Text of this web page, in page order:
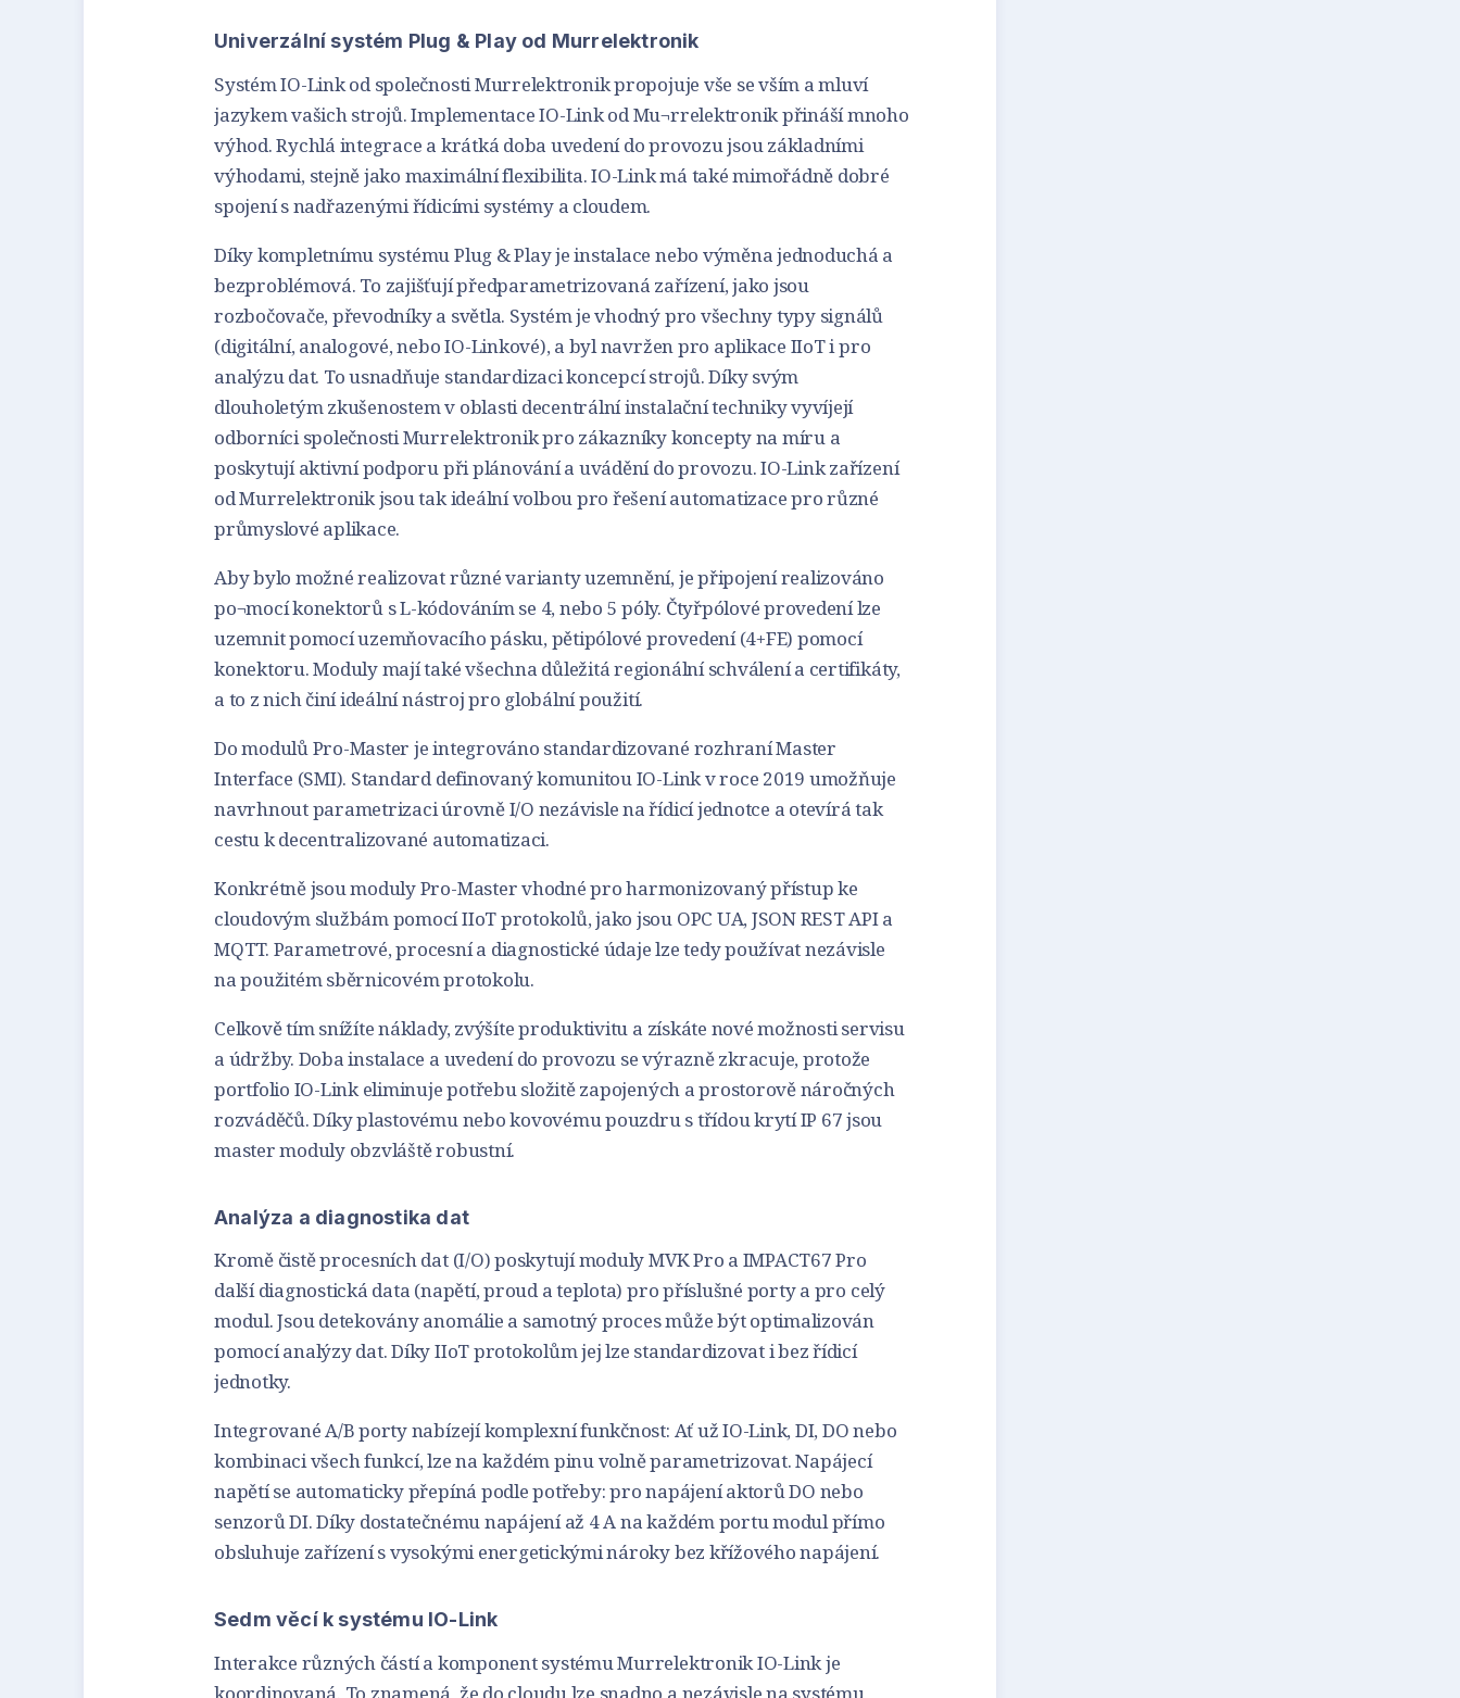
Univerzální systém Plug & Play od Murrelektronik
Systém IO-Link od společnosti Murrelektronik propojuje vše se vším a mluví
jazykem vašich strojů. Implementace IO-Link od Mu¬rrelektronik přináší mnoho
výhod. Rychlá integrace a krátká doba uvedení do provozu jsou základními
výhodami, stejně jako maximální flexibilita. IO-Link má také mimořádně dobré
spojení s nadřazenými řídicími systémy a cloudem.
Díky kompletnímu systému Plug & Play je instalace nebo výměna jednoduchá a
bezproblémová. To zajišťují předparametrizovaná zařízení, jako jsou
rozbočovače, převodníky a světla. Systém je vhodný pro všechny typy signálů
(digitální, analogové, nebo IO-Linkové), a byl navržen pro aplikace IIoT i pro
analýzu dat. To usnadňuje standardizaci koncepcí strojů. Díky svým
dlouholetým zkušenostem v oblasti decentrální instalační techniky vyvíjejí
odborníci společnosti Murrelektronik pro zákazníky koncepty na míru a
poskytují aktivní podporu při plánování a uvádění do provozu. IO-Link zařízení
od Murrelektronik jsou tak ideální volbou pro řešení automatizace pro různé
průmyslové aplikace.
Aby bylo možné realizovat různé varianty uzemnění, je připojení realizováno
po¬mocí konektorů s L-kódováním se 4, nebo 5 póly. Čtyřpólové provedení lze
uzemnit pomocí uzemňovacího pásku, pětipólové provedení (4+FE) pomocí
konektoru. Moduly mají také všechna důležitá regionální schválení a certifikáty,
a to z nich činí ideální nástroj pro globální použití.
Do modulů Pro-Master je integrováno standardizované rozhraní Master
Interface (SMI). Standard definovaný komunitou IO-Link v roce 2019 umožňuje
navrhnout parametrizaci úrovně I/O nezávisle na řídicí jednotce a otevírá tak
cestu k decentralizované automatizaci.
Konkrétně jsou moduly Pro-Master vhodné pro harmonizovaný přístup ke
cloudovým službám pomocí IIoT protokolů, jako jsou OPC UA, JSON REST API a
MQTT. Parametrové, procesní a diagnostické údaje lze tedy používat nezávisle
na použitém sběrnicovém protokolu.
Celkově tím snížíte náklady, zvýšíte produktivitu a získáte nové možnosti servisu
a údržby. Doba instalace a uvedení do provozu se výrazně zkracuje, protože
portfolio IO-Link eliminuje potřebu složitě zapojených a prostorově náročných
rozváděčů. Díky plastovému nebo kovovému pouzdru s třídou krytí IP 67 jsou
master moduly obzvláště robustní.
Analýza a diagnostika dat
Kromě čistě procesních dat (I/O) poskytují moduly MVK Pro a IMPACT67 Pro
další diagnostická data (napětí, proud a teplota) pro příslušné porty a pro celý
modul. Jsou detekovány anomálie a samotný proces může být optimalizován
pomocí analýzy dat. Díky IIoT protokolům jej lze standardizovat i bez řídicí
jednotky.
Integrované A/B porty nabízejí komplexní funkčnost: Ať už IO-Link, DI, DO nebo
kombinaci všech funkcí, lze na každém pinu volně parametrizovat. Napájecí
napětí se automaticky přepíná podle potřeby: pro napájení aktorů DO nebo
senzorů DI. Díky dostatečnému napájení až 4 A na každém portu modul přímo
obsluhuje zařízení s vysokými energetickými nároky bez křížového napájení.
Sedm věcí k systému IO-Link
Interakce různých částí a komponent systému Murrelektronik IO-Link je
koordinovaná. To znamená, že do cloudu lze snadno a nezávisle na systému